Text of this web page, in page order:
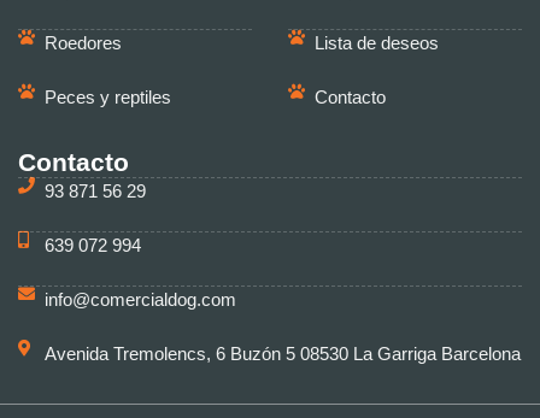
Roedores
Peces y reptiles
Lista de deseos
Contacto
Contacto
93 871 56 29
639 072 994
info@comercialdog.com
Avenida Tremolencs, 6 Buzón 5 08530 La Garriga Barcelona